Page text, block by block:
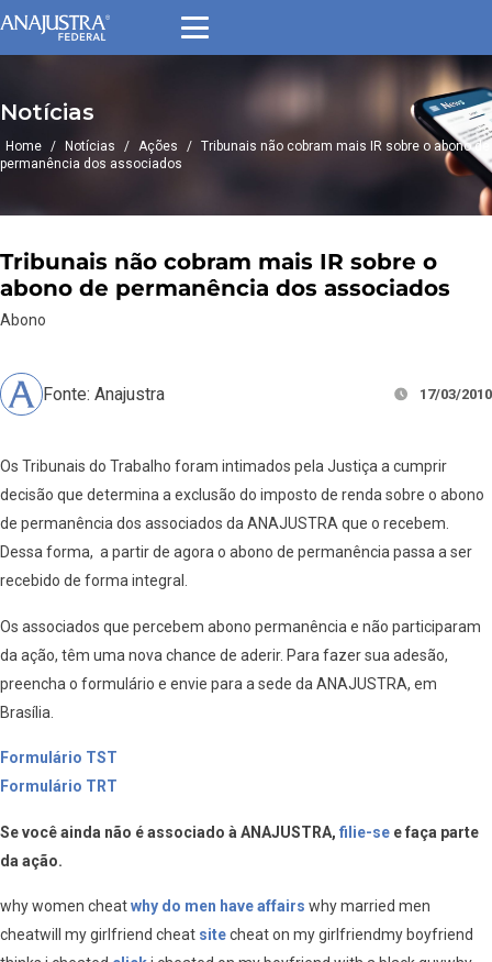
Notícias
Home / Notícias / Ações / Tribunais não cobram mais IR sobre o abono de
permanência dos associados
Tribunais não cobram mais IR sobre o
abono de permanência dos associados
Abono
Fonte: Anajustra 17/03/2010
Os Tribunais do Trabalho foram intimados pela Justiça a cumprir
decisão que determina a exclusão do imposto de renda sobre o abono
de permanência dos associados da ANAJUSTRA que o recebem.
Dessa forma, a partir de agora o abono de permanência passa a ser
recebido de forma integral.
Os associados que percebem abono permanência e não participaram
da ação, têm uma nova chance de aderir. Para fazer sua adesão,
preencha o formulário e envie para a sede da ANAJUSTRA, em
Brasília.
Formulário TST
Formulário TRT
Se você ainda não é associado à ANAJUSTRA, filie-se e faça parte
da ação.
why women cheatwhy do men have affairs why married men
cheatwill my girlfriend cheat sitecheat on my girlfriendmy boyfriend